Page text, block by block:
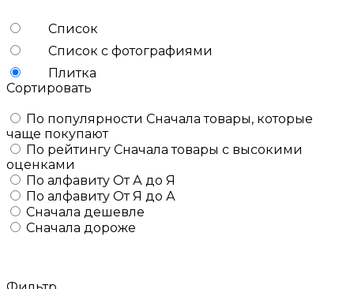
Список
Список с фотографиями
Плитка
Сортировать
По популярности Сначала товары, которые
чаще покупают
По рейтингу Сначала товары с высокими
оценками
По алфавиту От А до Я
По алфавиту От Я до А
Сначала дешевле
Сначала дороже